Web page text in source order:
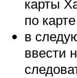
карты
по
в
ввести